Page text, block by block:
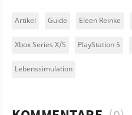
Artikel Guide Eleen Reinke
Xbox Series X/S PlayStation 5
Lebenssimulation